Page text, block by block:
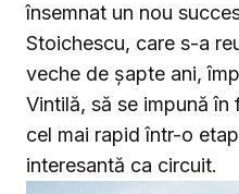
însemnat un nou
Stoichescu, care s-a
veche de şapte ani,
Vintilă, să se impună
cel mai rapid într-o
interesantă ca circuit.